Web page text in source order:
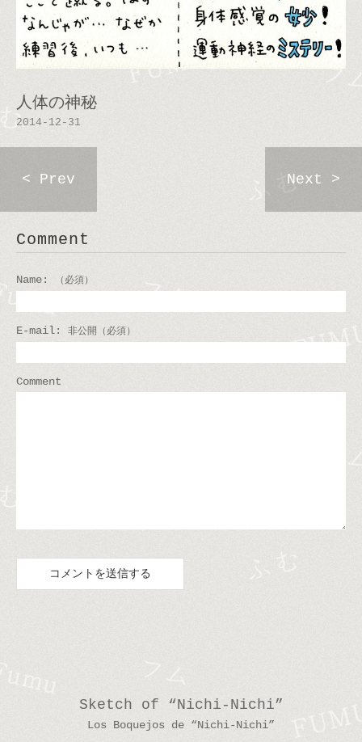
人体の神秘
2014-12-31
< Prev Next >
Comment
Name: （必須）
E-mail: 非公開（必須）
Comment
Sketch of “Nichi-Nichi”
Los Boquejos de “Nichi-Nichi”